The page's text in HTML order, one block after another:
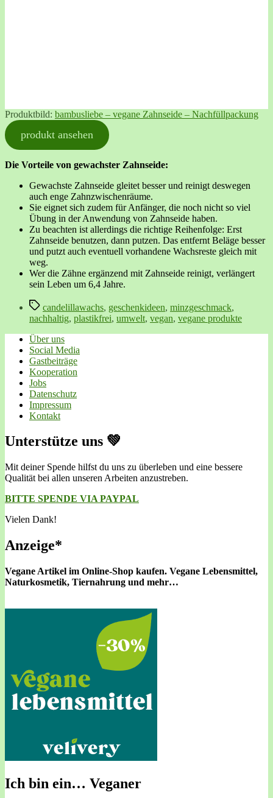
Produktbild: bambusliebe – vegane Zahnseide – Nachfüllpackung
produkt ansehen
Die Vorteile von gewachster Zahnseide:
Gewachste Zahnseide gleitet besser und reinigt deswegen
auch enge Zahnzwischenräume.
Sie eignet sich zudem für Anfänger, die noch nicht so viel
Übung in der Anwendung von Zahnseide haben.
Zu beachten ist allerdings die richtige Reihenfolge: Erst
Zahnseide benutzen, dann putzen. Das entfernt Beläge besser
und putzt auch eventuell vorhandene Wachsreste gleich mit
weg.
Wer die Zähne ergänzend mit Zahnseide reinigt, verlängert
sein Leben um 6,4 Jahre.
Schlagwörter
candelillawachs, geschenkideen, minzgeschmack,
nachhaltig, plastikfrei, umwelt, vegan, vegane produkte
Über uns
Social Media
Gastbeiträge
Kooperation
Jobs
Datenschutz
Impressum
Kontakt
Unterstütze uns 💚
Mit deiner Spende hilfst du uns zu überleben und eine bessere
Qualität bei allen unseren Arbeiten anzustreben.
BITTE SPENDE VIA PAYPAL
Vielen Dank!
Anzeige*
Vegane Artikel im Online-Shop kaufen. Vegane Lebensmittel,
Naturkosmetik, Tiernahrung und mehr…
Ich bin ein… Veganer